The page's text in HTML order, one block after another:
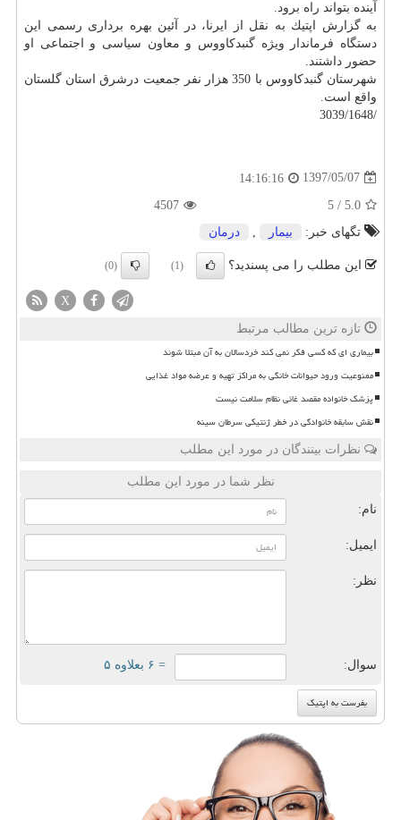
آینده بتواند راه برود.
به گزارش اپتیك به نقل از ایرنا، در آئین بهره برداری رسمی این
دستگاه فرماندار ویژه گنبدكاووس و معاون سیاسی و اجتماعی او
حضور داشتند.
شهرستان گنبدكاووس با 350 هزار نفر جمعیت درشرق استان گلستان
واقع است.
/3039/1648
1397/05/07
14:16:16
5.0
/
5
4507
تگهای خبر:
بیمار درمان
این مطلب را می پسندید؟ (1)
(0)
X
تازه ترین مطالب مرتبط
بیماری ای که کسی فکر نمی کند خردسالان به آن مبتلا شوند
ممنوعیت ورود حیوانات خانگی به مراکز تهیه و عرضه مواد غذایی
پزشک خانواده مقصد غائی نظام سلامت نیست
نقش سابقه خانوادگی در خطر ژنتیکی سرطان سینه
نظرات بینندگان در مورد این مطلب
نظر شما در مورد این مطلب
نام:
ایمیل:
نظر:
سوال: = ۶ بعلاوه ۵